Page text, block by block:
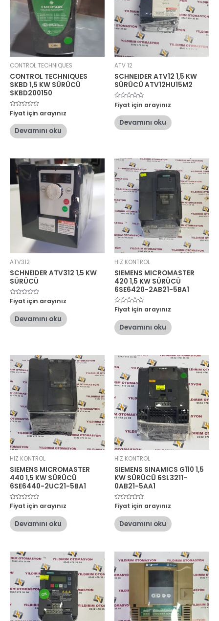
CONTROL TECHNIQUES
CONTROL TECHNIQUES
SKBD 1,5 KW SÜRÜCÜ
SKBD200150
5
üzerinden
oy
aldı
Fiyat için arayınız
Devamını oku
ATV 12
SCHNEIDER ATV12 1,5 KW
SÜRÜCÜ ATV12HU15M2
5
üzerinden
oy
aldı
Fiyat için arayınız
Devamını oku
ATV312
SCHNEIDER ATV312 1,5 KW
SÜRÜCÜ
5
üzerinden
oy
aldı
Fiyat için arayınız
Devamını oku
HIZ KONTROL
SIEMENS MICROMASTER
420 1,5 KW SÜRÜCÜ
6SE6420-2AB21-5BA1
5
üzerinden
oy
aldı
Fiyat için arayınız
Devamını oku
HIZ KONTROL
SIEMENS MICROMASTER
440 1,5 KW SÜRÜCÜ
6SE6440-2UC21-5BA1
5
üzerinden
oy
aldı
Fiyat için arayınız
Devamını oku
HIZ KONTROL
SIEMENS SINAMICS G110 1,5
KW SÜRÜCÜ 6SL3211-
0AB21-5AA1
5
üzerinden
oy
aldı
Fiyat için arayınız
Devamını oku